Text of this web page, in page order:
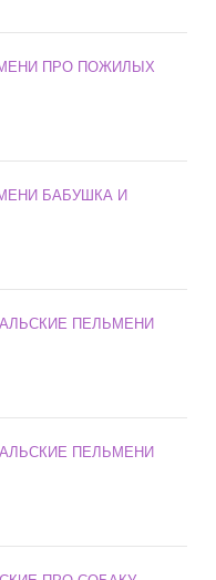
ПРО ПОЖИЛЫХ
БАБУШКА И
ПЕЛЬМЕНИ
ПЕЛЬМЕНИ